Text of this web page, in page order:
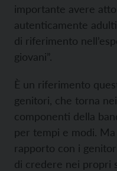
importante avere
autenticamente
di riferimento
giovani”.
È un riferimento
genitori, che torna
componenti della
per tempi e modi.
rapporto con i
di credere nei propri